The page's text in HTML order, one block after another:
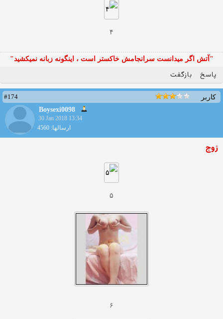
۴
"آتش اگر ميدانست سرانجامش خاكستر است ، اينگونه زبانه نميكشيد"
پاسخ بازگفت
کاربر
#174
Boysexi0098
30 Jan 2018 13:34
ارسالها: 4560
زوج
۵
۶